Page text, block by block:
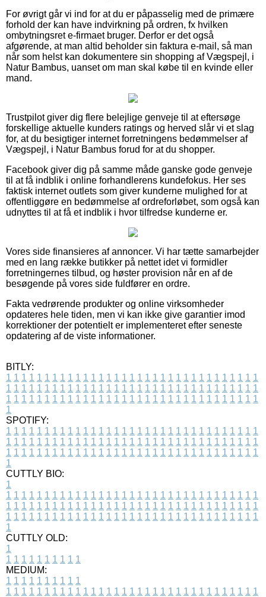
For øvrigt går vi ind for at du er påpasselig med de primære
forhold der kan have indvirkning på ordren, fx hvilken
ombytningsret e-firmaet bruger. Derfor er det også
afgørende, at man altid beholder sin faktura e-mail, så man
når som helst kan dokumentere sin shopping af Vægspejl, i
Natur Bambus, uanset om man skal købe til en kvinde eller
mand.
Trustpilot giver dig flere belejlige genveje til at eftersøge
forskellige aktuelle kunders ratings og herved slår vi et slag
for, at du besigtiger internet forretningens bedømmelser af
Vægspejl, i Natur Bambus forud for at du shopper.
Facebook giver dig på samme måde ganske gode genveje
til at få indblik i online forhandlerens kundefokus. Her ses
faktisk internet outlets som giver kunderne mulighed for at
offentliggøre en bedømmelse af ordreforløbet, som også kan
udnyttes til at få et indblik i hvor tilfredse kunderne er.
Vores side finansieres af annoncer. Vi har tætte samarbejder
med en lang række butikker på nettet idet vi formidler
forretningernes tilbud, og høster provision når en af de
besøgende på vores side fuldfører en ordre.
Fakta vedrørende produkter og online virksomheder
opdateres hele tiden, men vi kan ikke give garantier imod
korrektioner der potentielt er implementeret efter seneste
opdatering af de viste informationer.
BITLY:
1 1 1 1 1 1 1 1 1 1 1 1 1 1 1 1 1 1 1 1 1 1 1 1 1 1 1 1 1 1 1 1 1
1 1 1 1 1 1 1 1 1 1 1 1 1 1 1 1 1 1 1 1 1 1 1 1 1 1 1 1 1 1 1 1 1
1 1 1 1 1 1 1 1 1 1 1 1 1 1 1 1 1 1 1 1 1 1 1 1 1 1 1 1 1 1 1 1 1
1
SPOTIFY:
1 1 1 1 1 1 1 1 1 1 1 1 1 1 1 1 1 1 1 1 1 1 1 1 1 1 1 1 1 1 1 1 1
1 1 1 1 1 1 1 1 1 1 1 1 1 1 1 1 1 1 1 1 1 1 1 1 1 1 1 1 1 1 1 1 1
1 1 1 1 1 1 1 1 1 1 1 1 1 1 1 1 1 1 1 1 1 1 1 1 1 1 1 1 1 1 1 1 1
1
CUTTLY BIO:
1
1 1 1 1 1 1 1 1 1 1 1 1 1 1 1 1 1 1 1 1 1 1 1 1 1 1 1 1 1 1 1 1 1
1 1 1 1 1 1 1 1 1 1 1 1 1 1 1 1 1 1 1 1 1 1 1 1 1 1 1 1 1 1 1 1 1
1 1 1 1 1 1 1 1 1 1 1 1 1 1 1 1 1 1 1 1 1 1 1 1 1 1 1 1 1 1 1 1 1
1
CUTTLY OLD:
1
1 1 1 1 1 1 1 1 1 1
MEDIUM:
1 1 1 1 1 1 1 1 1 1
1 1 1 1 1 1 1 1 1 1 1 1 1 1 1 1 1 1 1 1 1 1 1 1 1 1 1 1 1 1 1 1 1